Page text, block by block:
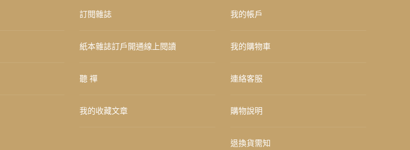
訂閱雜誌
紙本雜誌訂戶開通線上閱讀
聽 禪
我的收藏文章
我的帳戶
我的購物車
連絡客服
購物說明
退換貨需知